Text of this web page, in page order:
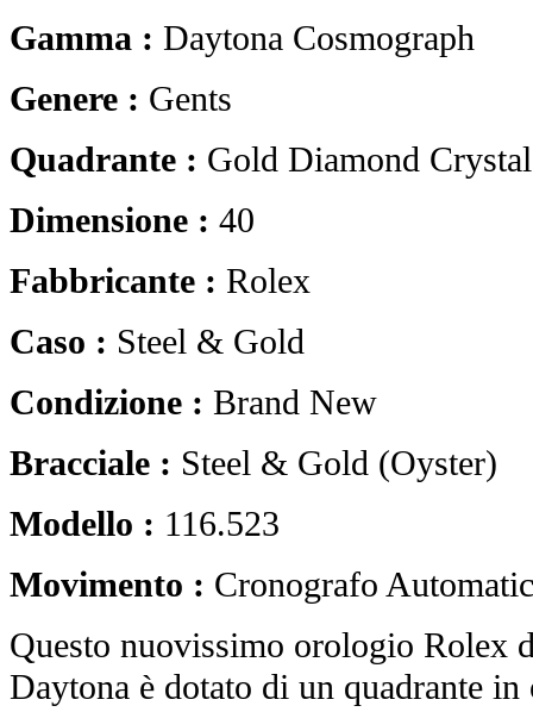
Gamma : Daytona Cosmograph
Genere : Gents
Quadrante : Gold Diamond Crystal
Dimensione : 40
Fabbricante : Rolex
Caso : Steel & Gold
Condizione : Brand New
Bracciale : Steel & Gold (Oyster)
Modello : 116.523
Movimento : Cronografo
Questo nuovissimo orologio Rolex
Daytona è dotato di un quadrante